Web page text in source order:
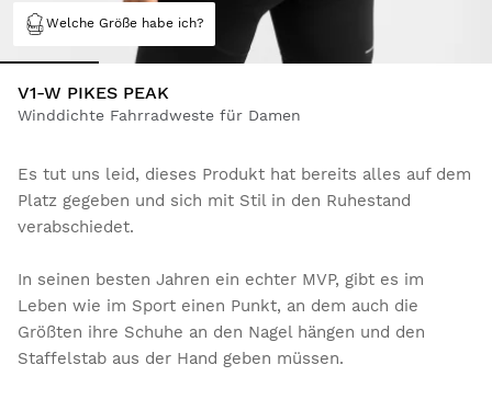
Welche Größe habe ich?
V1-W PIKES PEAK
Winddichte Fahrradweste für Damen
Es tut uns leid, dieses Produkt hat bereits alles auf dem
Platz gegeben und sich mit Stil in den Ruhestand
verabschiedet.
In seinen besten Jahren ein echter MVP, gibt es im
Leben wie im Sport einen Punkt, an dem auch die
Größten ihre Schuhe an den Nagel hängen und den
Staffelstab aus der Hand geben müssen.